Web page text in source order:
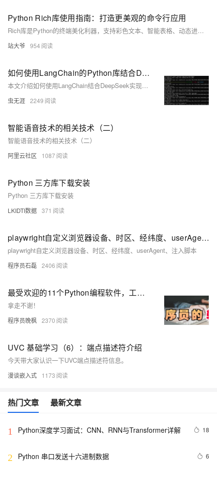
Python Rich库使用指南：打造更美观的命令行应用
Rich库是Python的终端美化利器，支持彩色文本、智能表格、动态进度条和语法高亮，大幅提升命令行应用的可视化效果与用户体验。
站大爷 954
如何使用LangChain的Python库结合DeepSeek进行多轮次对话？
本文介绍如何使用LangChain结合DeepSeek实现多轮对话，测开人员可借此自动生成测试用例，提升自动化测试效率。
虫无涯 2249
智能语音技术的相关技术（二）
智能语音技术的相关技术（二）
阿里云社区 1087
Python 三方库下载安装
Python 三方库下载安装
LKIDTI数据 371
playwright自定义浏览器设备、时区、经纬度、userAgent、注入脚本
playwright自定义浏览器设备、时区、经纬度、userAgent、注入脚本
程序员石磊 2406
最受欢迎的11个Python编程软件，工作效率直接起飞
拿走不谢！
程序员晚枫 2370
UVC 基础学习（6）：端点描述符介绍
今天带大家认识一下UVC端点描述符信息。
漫谈嵌入式 1173
热门文章 最新文章
1 Python深度学习面试：CNN、RNN与Transformer详解 18
2 Python 串口发送十六进制数据 6